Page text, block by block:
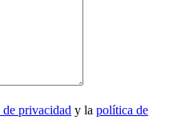
privacidad y la política de